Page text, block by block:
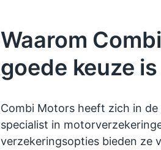
Waarom
goede keuze is
Combi Motors heeft zich in
specialist in
verzekeringsopties bieden ze